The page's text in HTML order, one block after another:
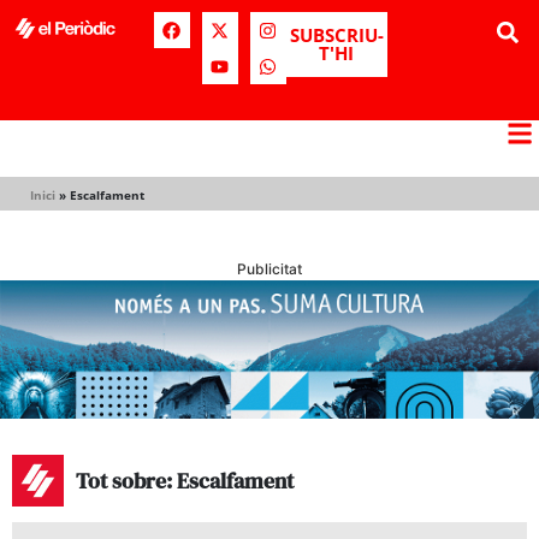
SUBSCRIU-
T'HI
Inici » Escalfament
Publicitat
Tot sobre: Escalfament